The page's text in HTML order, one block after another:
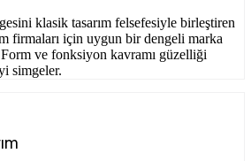
klasik tasarım felsefesiyle birleştiren
firmaları için uygun bir dengeli marka
Form ve fonksiyon kavramı güzelliği
simgeler.